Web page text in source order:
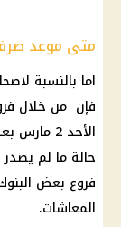
متى موعد
اما بالنسبة
فإن من خلال
الأحد 2 مارس بعد انتهاء
حالة ما لم
فروع بعض
المعاشات.